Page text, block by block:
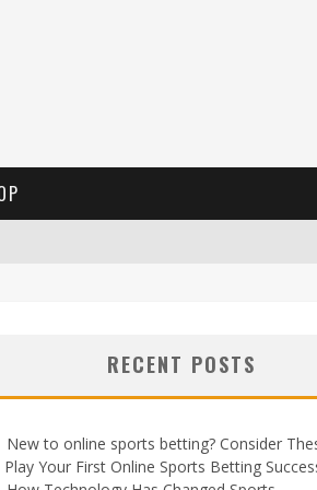
RECENT POSTS
New to online sports betting? Consider
Your First Online Sports Betting